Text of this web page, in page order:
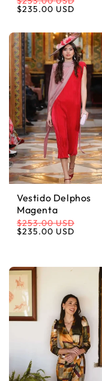
Precio habitual
Precio de oferta
$235.00 USD
Vestido Delphos
Magenta
Precio habitual
$253.00 USD
Precio de oferta
$235.00 USD